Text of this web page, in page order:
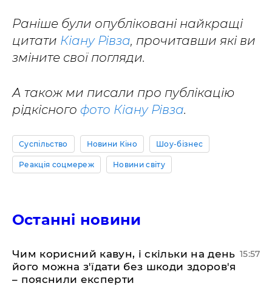
Раніше були опубліковані найкращі
цитати Кіану Рівза, прочитавши які ви
зміните свої погляди.
А також ми писали про публікацію
рідкісного фото Кіану Рівза.
Суспільство Новини Кіно Шоу-бізнес
Реакція соцмереж Новини світу
Останні новини
Чим корисний кавун, і скільки на день
його можна з'їдати без шкоди здоров'я
– пояснили експерти
15:57